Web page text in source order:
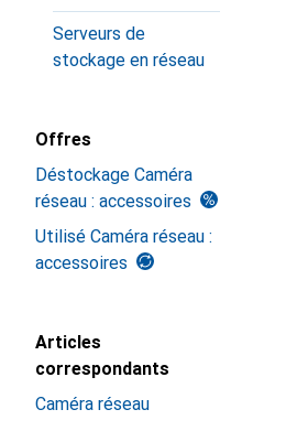
Serveurs de
stockage en réseau
Offres
Déstockage Caméra
réseau : accessoires
Utilisé Caméra réseau :
accessoires
Articles
correspondants
Caméra réseau